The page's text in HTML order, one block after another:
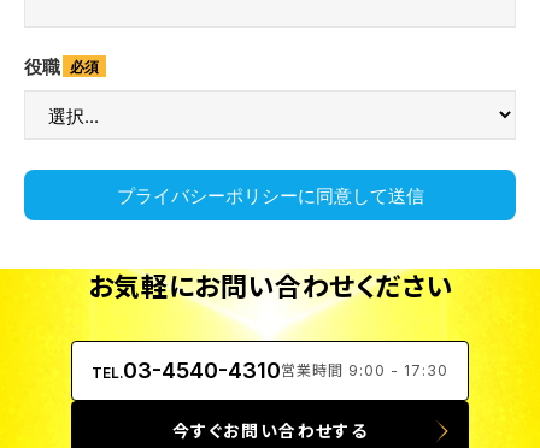
役職
プライバシーポリシーに同意して送信
お気軽にお問い合わせください
TEL.03-4540-4310営業時間 9:00 - 17:30
今すぐお問い合わせする